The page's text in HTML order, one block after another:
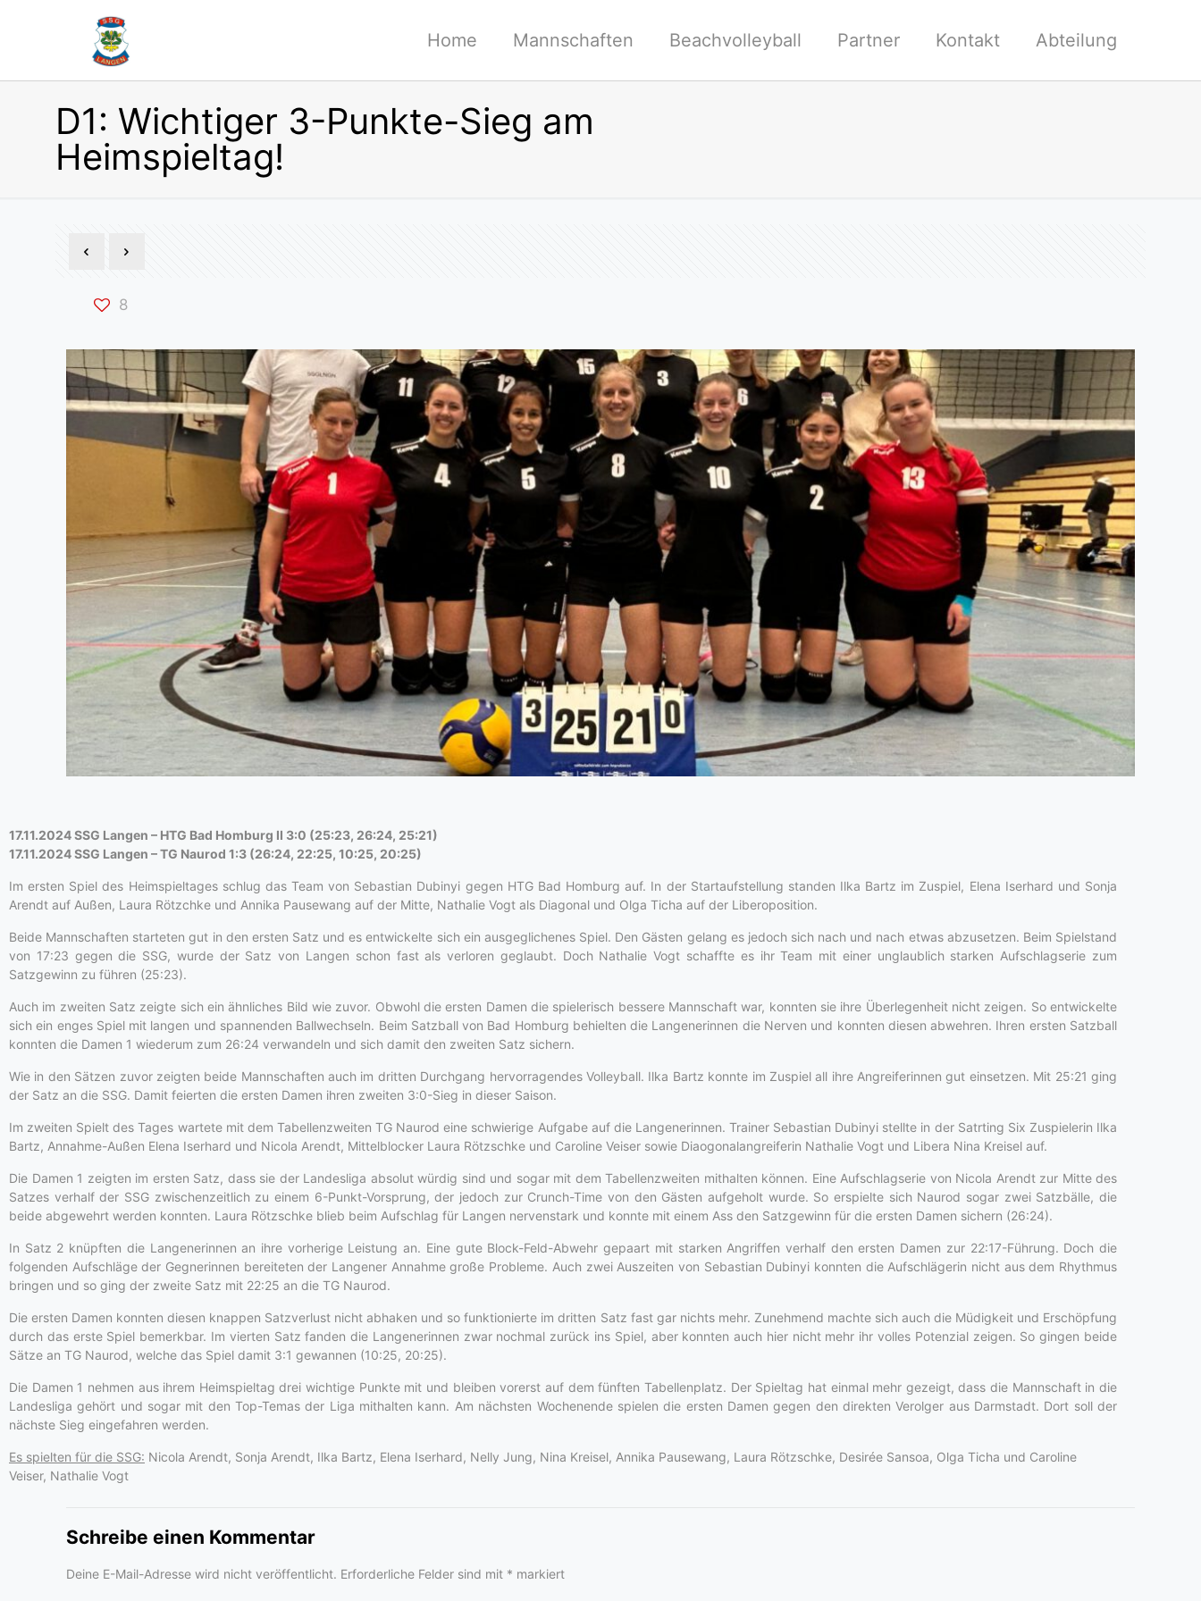
Home Mannschaften Beachvolleyball Partner Kontakt Abteilung
D1: Wichtiger 3-Punkte-Sieg am
Heimspieltag!
8
17.11.2024 SSG Langen – HTG Bad Homburg II 3:0 (25:23, 26:24, 25:21)
17.11.2024 SSG Langen – TG Naurod 1:3 (26:24, 22:25, 10:25, 20:25)
Im ersten Spiel des Heimspieltages schlug das Team von Sebastian Dubinyi gegen HTG Bad Homburg auf. In der Startaufstellung standen Ilka Bartz im Zuspiel, Elena Iserhard und Sonja
Arendt auf Außen, Laura Rötzchke und Annika Pausewang auf der Mitte, Nathalie Vogt als Diagonal und Olga Ticha auf der Liberoposition.
Beide Mannschaften starteten gut in den ersten Satz und es entwickelte sich ein ausgeglichenes Spiel. Den Gästen gelang es jedoch sich nach und nach etwas abzusetzen. Beim Spielstand
von 17:23 gegen die SSG, wurde der Satz von Langen schon fast als verloren geglaubt. Doch Nathalie Vogt schaffte es ihr Team mit einer unglaublich starken Aufschlagserie zum
Satzgewinn zu führen (25:23).
Auch im zweiten Satz zeigte sich ein ähnliches Bild wie zuvor. Obwohl die ersten Damen die spielerisch bessere Mannschaft war, konnten sie ihre Überlegenheit nicht zeigen. So entwickelte
sich ein enges Spiel mit langen und spannenden Ballwechseln. Beim Satzball von Bad Homburg behielten die Langenerinnen die Nerven und konnten diesen abwehren. Ihren ersten Satzball
konnten die Damen 1 wiederum zum 26:24 verwandeln und sich damit den zweiten Satz sichern.
Wie in den Sätzen zuvor zeigten beide Mannschaften auch im dritten Durchgang hervorragendes Volleyball. Ilka Bartz konnte im Zuspiel all ihre Angreiferinnen gut einsetzen. Mit 25:21 ging
der Satz an die SSG. Damit feierten die ersten Damen ihren zweiten 3:0-Sieg in dieser Saison.
Im zweiten Spielt des Tages wartete mit dem Tabellenzweiten TG Naurod eine schwierige Aufgabe auf die Langenerinnen. Trainer Sebastian Dubinyi stellte in der Satrting Six Zuspielerin Ilka
Bartz, Annahme-Außen Elena Iserhard und Nicola Arendt, Mittelblocker Laura Rötzschke und Caroline Veiser sowie Diaogonalangreiferin Nathalie Vogt und Libera Nina Kreisel auf.
Die Damen 1 zeigten im ersten Satz, dass sie der Landesliga absolut würdig sind und sogar mit dem Tabellenzweiten mithalten können. Eine Aufschlagserie von Nicola Arendt zur Mitte des
Satzes verhalf der SSG zwischenzeitlich zu einem 6-Punkt-Vorsprung, der jedoch zur Crunch-Time von den Gästen aufgeholt wurde. So erspielte sich Naurod sogar zwei Satzbälle, die
beide abgewehrt werden konnten. Laura Rötzschke blieb beim Aufschlag für Langen nervenstark und konnte mit einem Ass den Satzgewinn für die ersten Damen sichern (26:24).
In Satz 2 knüpften die Langenerinnen an ihre vorherige Leistung an. Eine gute Block-Feld-Abwehr gepaart mit starken Angriffen verhalf den ersten Damen zur 22:17-Führung. Doch die
folgenden Aufschläge der Gegnerinnen bereiteten der Langener Annahme große Probleme. Auch zwei Auszeiten von Sebastian Dubinyi konnten die Aufschlägerin nicht aus dem Rhythmus
bringen und so ging der zweite Satz mit 22:25 an die TG Naurod.
Die ersten Damen konnten diesen knappen Satzverlust nicht abhaken und so funktionierte im dritten Satz fast gar nichts mehr. Zunehmend machte sich auch die Müdigkeit und Erschöpfung
durch das erste Spiel bemerkbar. Im vierten Satz fanden die Langenerinnen zwar nochmal zurück ins Spiel, aber konnten auch hier nicht mehr ihr volles Potenzial zeigen. So gingen beide
Sätze an TG Naurod, welche das Spiel damit 3:1 gewannen (10:25, 20:25).
Die Damen 1 nehmen aus ihrem Heimspieltag drei wichtige Punkte mit und bleiben vorerst auf dem fünften Tabellenplatz. Der Spieltag hat einmal mehr gezeigt, dass die Mannschaft in die
Landesliga gehört und sogar mit den Top-Temas der Liga mithalten kann. Am nächsten Wochenende spielen die ersten Damen gegen den direkten Verolger aus Darmstadt. Dort soll der
nächste Sieg eingefahren werden.
Es spielten für die SSG: Nicola Arendt, Sonja Arendt, Ilka Bartz, Elena Iserhard, Nelly Jung, Nina Kreisel, Annika Pausewang, Laura Rötzschke, Desirée Sansoa, Olga Ticha und Caroline
Veiser, Nathalie Vogt
Schreibe einen Kommentar
Deine E-Mail-Adresse wird nicht veröffentlicht. Erforderliche Felder sind mit * markiert